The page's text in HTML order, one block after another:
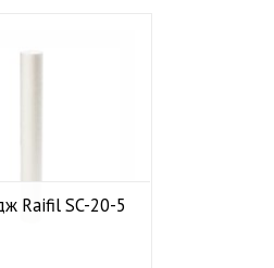
Raifil SC-20-5